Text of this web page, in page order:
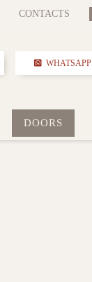
CONTACTS
WHATSAPP
DOORS